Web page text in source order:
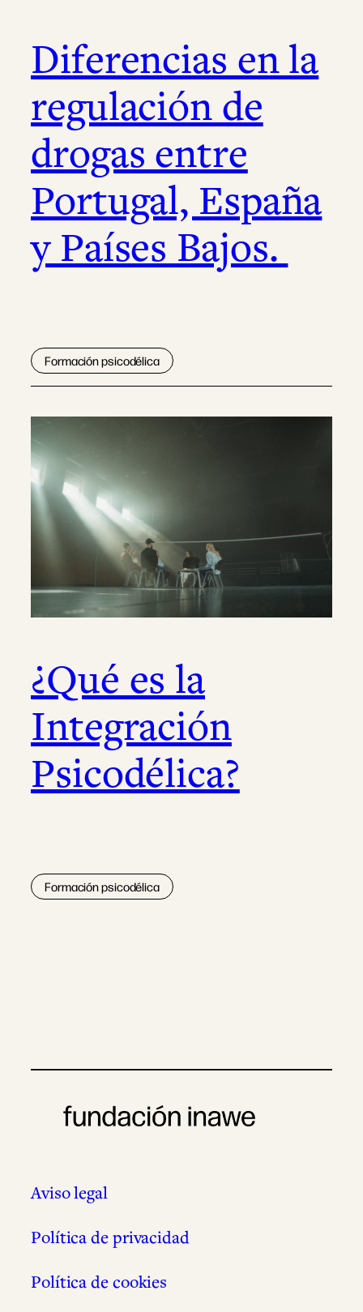
Diferencias en la
regulación de
drogas entre
Portugal, España
y Países Bajos.
Formación psicodélica
¿Qué es la
Integración
Psicodélica?
Formación psicodélica
Aviso legal
Política de privacidad
Política de cookies